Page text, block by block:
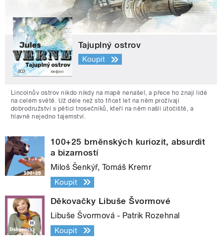
Tajuplný ostrov
Koupit
Lincolnův ostrov nikdo nikdy na mapě nenašel, a přece ho znají lidé
na celém světě. Už déle než sto třicet let na něm prožívají
dobrodružství s pěticí trosečníků, kteří na něm našli útočiště, a
hlavně nejedno tajemství.
100+25 brněnských kuriozit, absurdit
a bizarností
Miloš Šenkýř, Tomáš Kremr
Koupit
Děkovačky Libuše Švormové
Libuše Švormová - Patrik Rozehnal
Koupit